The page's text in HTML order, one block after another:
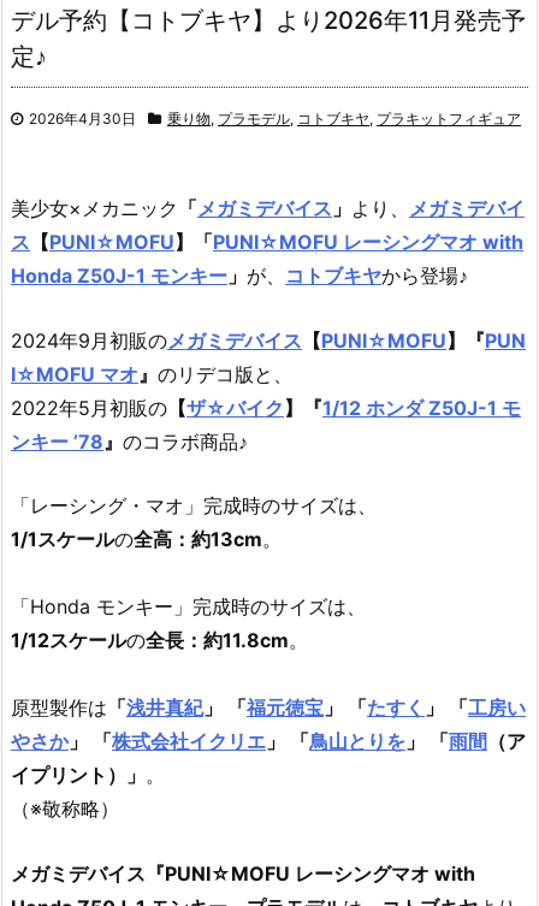
デル予約【コトブキヤ】より2026年11月発売予
定♪
2026年4月30日 乗り物, プラモデル, コトブキヤ, プラキットフィギュア
美少女×メカニック 「メガミデバイス 」 より、 メガミデバイ
ス 【PUNI☆MOFU】 「PUNI☆MOFU レーシングマオ with
Honda Z50J-1 モンキー 」 が、 コトブキヤから登場♪
2024年9月初販のメガミデバイス 【PUNI☆MOFU】 『PUN
I☆MOFU マオ 』 のリデコ版と、
2022年5月初販の 【ザ☆バイク 】『1/12 ホンダ Z50J-1 モ
ンキー ’78 』 のコラボ商品♪
「レーシング・マオ」完成時のサイズは、
1/1スケールの全高：約13cm。
「Honda モンキー」完成時のサイズは、
1/12スケールの全長：約11.8cm。
原型製作は 「浅井真紀」 「福元徳宝 」 「たすく 」 「工房い
やさか」 「株式会社イクリエ 」 「鳥山とりを 」 「雨間 （ア
イプリント）」 。
（※敬称略）
メガミデバイス『PUNI☆MOFU レーシングマオ with